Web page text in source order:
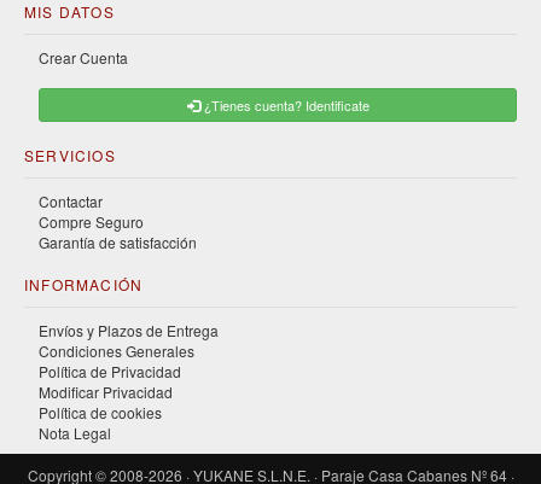
MIS DATOS
Crear Cuenta
¿Tienes cuenta? Identificate
SERVICIOS
Contactar
Compre Seguro
Garantía de satisfacción
INFORMACIÓN
Envíos y Plazos de Entrega
Condiciones Generales
Política de Privacidad
Modificar Privacidad
Política de cookies
Nota Legal
Copyright © 2008-2026 · YUKANE S.L.N.E. · Paraje Casa Cabanes Nº 64 ·